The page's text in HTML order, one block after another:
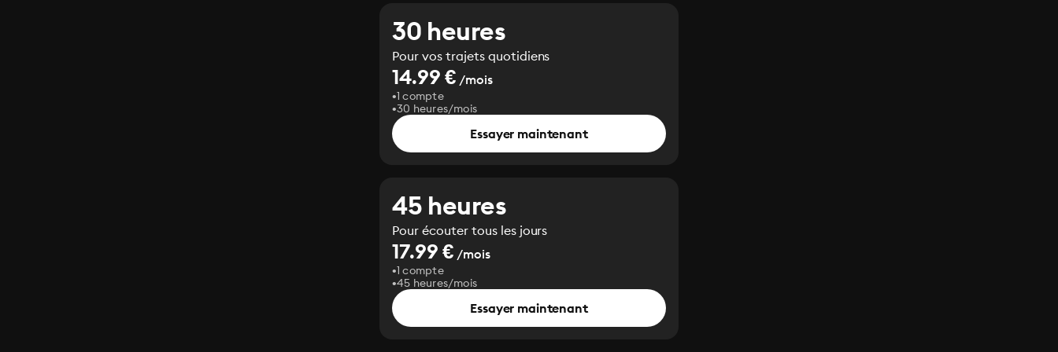
30 heures
Pour vos trajets quotidiens
14.99 € /mois
1 compte
30 heures/mois
Essayer maintenant
45 heures
Pour écouter tous les jours
17.99 € /mois
1 compte
45 heures/mois
Essayer maintenant